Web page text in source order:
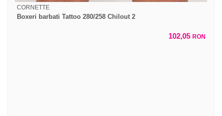
CORNETTE
Boxeri barbati Tattoo 280/258 Chilout 2
102,05 RON